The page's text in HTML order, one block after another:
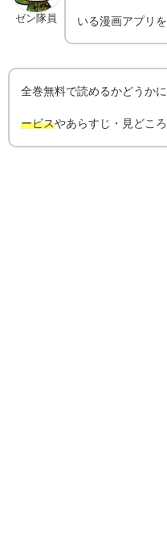
ゼン隊員 いる漫画アプリ
全巻無料で読めるかどうか
ービスやあらすじ・見どこ